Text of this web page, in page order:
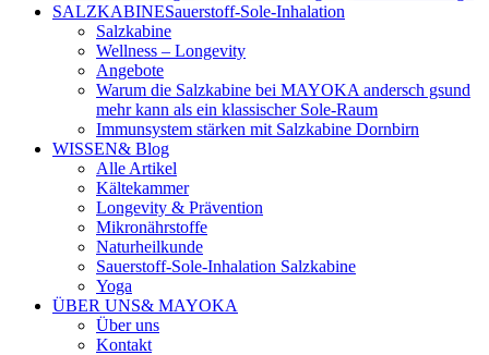
SALZKABINESauerstoff-Sole-Inhalation
Salzkabine
Wellness – Longevity
Angebote
Warum die Salzkabine bei MAYOKA andersch gsund
mehr kann als ein klassischer Sole-Raum
Immunsystem stärken mit Salzkabine Dornbirn
WISSEN& Blog
Alle Artikel
Kältekammer
Longevity & Prävention
Mikronährstoffe
Naturheilkunde
Sauerstoff-Sole-Inhalation Salzkabine
Yoga
ÜBER UNS& MAYOKA
Über uns
Kontakt